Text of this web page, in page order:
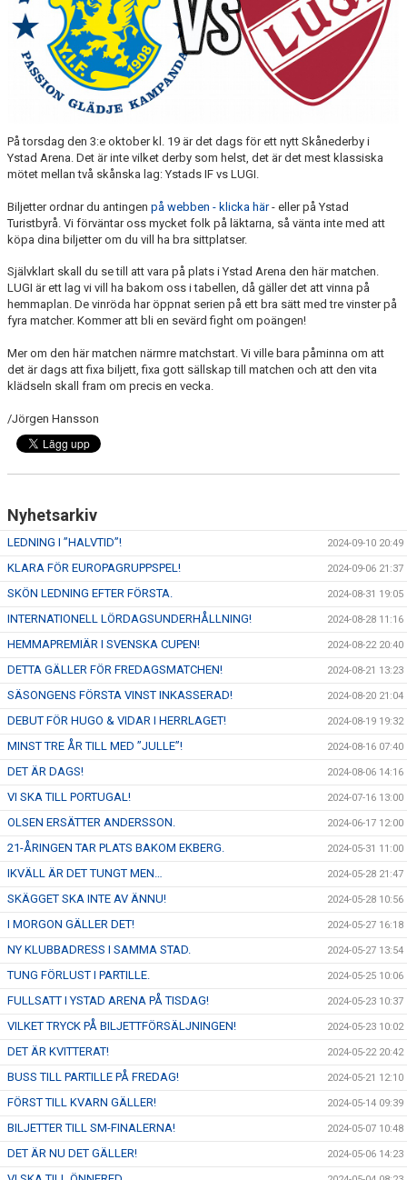
På torsdag den 3:e oktober kl. 19 är det dags för ett nytt Skånederby i
Ystad Arena. Det är inte vilket derby som helst, det är det mest klassiska
mötet mellan två skånska lag: Ystads IF vs LUGI.
Biljetter ordnar du antingen på webben - klicka här- eller på Ystad
Turistbyrå. Vi förväntar oss mycket folk på läktarna, så vänta inte med att
köpa dina biljetter om du vill ha bra sittplatser.
Självklart skall du se till att vara på plats i Ystad Arena den här matchen.
LUGI är ett lag vi vill ha bakom oss i tabellen, då gäller det att vinna på
hemmaplan. De vinröda har öppnat serien på ett bra sätt med tre vinster på
fyra matcher. Kommer att bli en sevärd fight om poängen!
Mer om den här matchen närmre matchstart. Vi ville bara påminna om att
det är dags att fixa biljett, fixa gott sällskap till matchen och att den vita
klädseln skall fram om precis en vecka.
/Jörgen Hansson
Nyhetsarkiv
LEDNING I ”HALVTID”! 2024-09-10 20:49
KLARA FÖR EUROPAGRUPPSPEL! 2024-09-06 21:37
SKÖN LEDNING EFTER FÖRSTA. 2024-08-31 19:05
INTERNATIONELL LÖRDAGSUNDERHÅLLNING! 2024-08-28 11:16
HEMMAPREMIÄR I SVENSKA CUPEN! 2024-08-22 20:40
DETTA GÄLLER FÖR FREDAGSMATCHEN! 2024-08-21 13:23
SÄSONGENS FÖRSTA VINST INKASSERAD! 2024-08-20 21:04
DEBUT FÖR HUGO & VIDAR I HERRLAGET! 2024-08-19 19:32
MINST TRE ÅR TILL MED ”JULLE”! 2024-08-16 07:40
DET ÄR DAGS! 2024-08-06 14:16
VI SKA TILL PORTUGAL! 2024-07-16 13:00
OLSEN ERSÄTTER ANDERSSON. 2024-06-17 12:00
21-ÅRINGEN TAR PLATS BAKOM EKBERG. 2024-05-31 11:00
IKVÄLL ÄR DET TUNGT MEN… 2024-05-28 21:47
SKÄGGET SKA INTE AV ÄNNU! 2024-05-28 10:56
I MORGON GÄLLER DET! 2024-05-27 16:18
NY KLUBBADRESS I SAMMA STAD. 2024-05-27 13:54
TUNG FÖRLUST I PARTILLE. 2024-05-25 10:06
FULLSATT I YSTAD ARENA PÅ TISDAG! 2024-05-23 10:37
VILKET TRYCK PÅ BILJETTFÖRSÄLJNINGEN! 2024-05-23 10:02
DET ÄR KVITTERAT! 2024-05-22 20:42
BUSS TILL PARTILLE PÅ FREDAG! 2024-05-21 12:10
FÖRST TILL KVARN GÄLLER! 2024-05-14 09:39
BILJETTER TILL SM-FINALERNA! 2024-05-07 10:48
DET ÄR NU DET GÄLLER! 2024-05-06 14:23